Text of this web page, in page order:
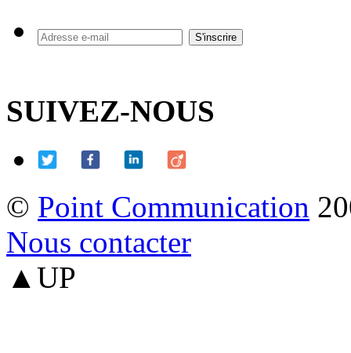
SUIVEZ-NOUS
© Point Communication
Nous contacter
▲UP